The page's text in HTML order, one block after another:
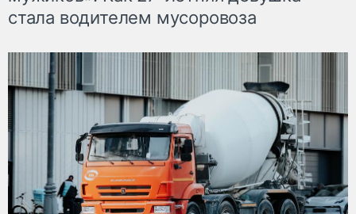
стала водителем мусоровоза